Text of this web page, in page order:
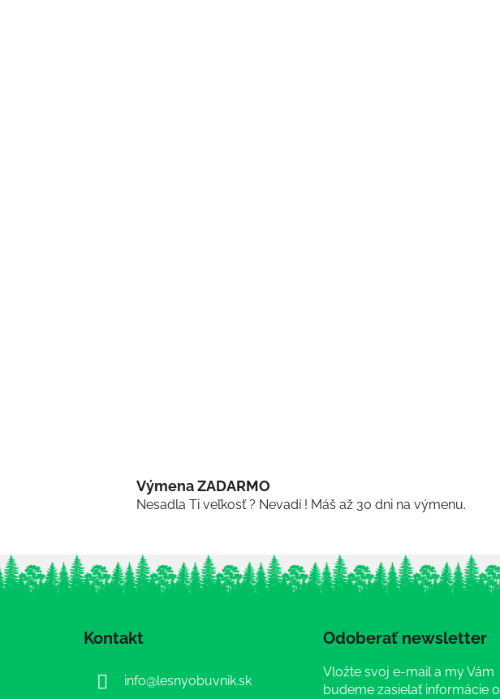
Výmena ZADARMO
Nesadla Ti veľkosť ? Nevadí ! Máš až 30 dni na výmenu.
Kontakt
info@lesnyobuvnik.sk
Odoberať newsletter
Vložte svoj e-mail a my Vám
budeme zasielať informácie o